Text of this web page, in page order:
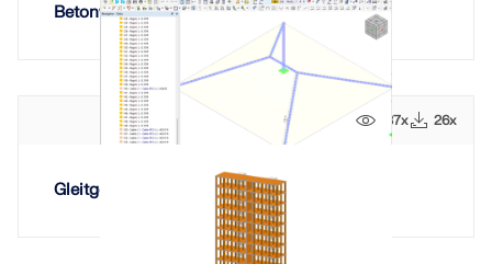
Betonwiderlager einer Brücke
137x 26x
Gleitgewebe